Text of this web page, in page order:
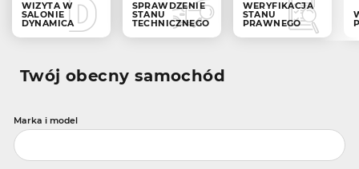
WIZYTA W
SALONIE
DYNAMICA
SPRAWDZENIE
STANU
TECHNICZNEGO
WERYFIKACJA
STANU
PRAWNEGO
Twój obecny samochód
Marka i model